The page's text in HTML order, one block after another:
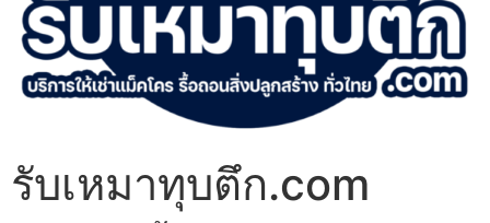
รับเหมาทุบตึก.com